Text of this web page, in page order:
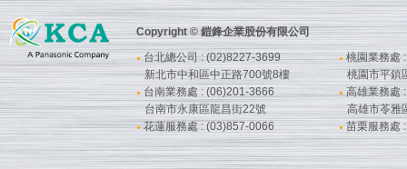
Copyright © 鎧鋒企業股份有限公司
●台北總公司 : (02)8227-3699
新北市中和區中正路700號8樓
● 桃園業務處
桃園市平鎮
● 台南業務處 : (06)201-3666
台南市永康區龍昌街22號
●高雄業務處
高雄市苓雅
●花蓮服務處 : (03)857-0066 ● 苗栗服務處